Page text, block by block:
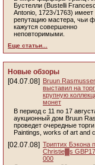
Бустелли (Bustelli
Antonio, 1723√1763) имеет
репутацию мастера, чьи
кажутся совершенно
неповторимыми.
Еще статьи...
Новые обзоры
[04.07.08] Bruun
выставил на
крупную
монет
В период с 11 по 17
аукционный дом Bruun
проведет очередные торги
Paintings, works of art and
[02.07.08] Триптих Бэкона
Christie▓s
000